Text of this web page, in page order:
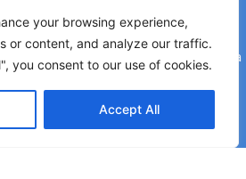
your browsing experience,
or content, and analyze our traffic.
you consent to our use of cookies.
Accept All
Radio Lab - Università degli Studi di
testata registrata presso il Tribunale di
Licenza SIAE n. 508/I/639 Società